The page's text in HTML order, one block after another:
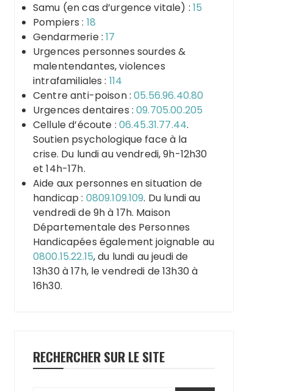
Samu (en cas d’urgence vitale) : 15
Pompiers : 18
Gendarmerie :17
Urgences personnes sourdes &
malentendantes, violences
intrafamiliales : 114
Centre anti-poison :05.56.96.40.80
Urgences dentaires :09.705.00.205
Cellule d’écoute : 06.45.31.77.44.
Soutien psychologique face à la
crise. Du lundi au vendredi, 9h-12h30
et 14h-17h.
Aide aux personnes en situation de
handicap : 0809.109.109. Du lundi au
vendredi de 9h à 17h. Maison
Départementale des Personnes
Handicapées également joignable au
0800.15.22.15, du lundi au jeudi de
13h30 à 17h, le vendredi de 13h30 à
16h30.
RECHERCHER SUR LE SITE